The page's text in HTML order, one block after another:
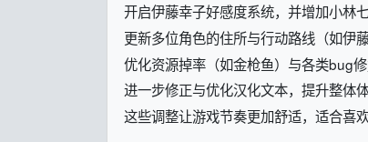
开启伊藤幸子好感度系统，并增加小林
更新多位角色的住所与行动路线（如伊
优化资源掉率（如金枪鱼）与各类bug
进一步修正与优化汉化文本，提升整体
这些调整让游戏节奏更加舒适，适合喜